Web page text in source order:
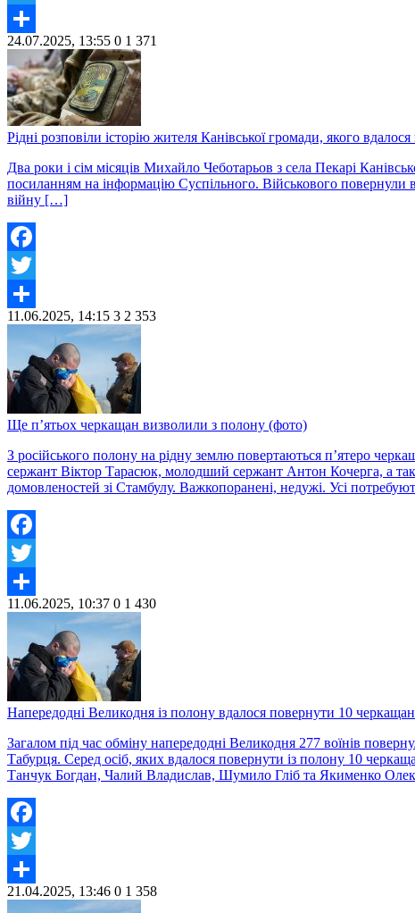
Twitter
Share
24.07.2025, 13:55 0 1 371
Рідні розповіли історію жителя Канівської громади, якого
Два роки і сім місяців Михайло Чеботарьов з села Пекарі
посиланням на інформацію Суспільного. Військового
війну […]
Facebook
Twitter
Share
11.06.2025, 14:15 3 2 353
Ще п’ятьох черкащан визволили з полону (фото)
З російського полону на рідну землю повертаються п’ятеро
сержант Віктор Тарасюк, молодший сержант Антон Кочерга, а
домовленостей зі Стамбулу. Важкопоранені, недужі. Усі
Facebook
Twitter
Share
11.06.2025, 10:37 0 1 430
Напередодні Великодня із полону вдалося повернути 10
Загалом під час обміну напередодні Великодня 277 воїнів
Табурця. Серед осіб, яких вдалося повернути із полону 10
Танчук Богдан, Чалий Владислав, Шумило Гліб та Якименко
Facebook
Twitter
Share
21.04.2025, 13:46 0 1 358